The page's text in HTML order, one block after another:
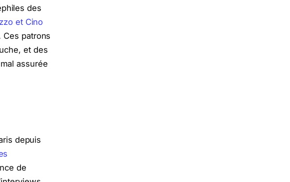
des
et Cino
Ces patrons
et des
assurée
depuis
de